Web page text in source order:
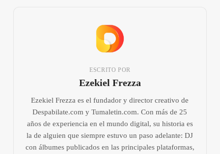
ESCRITO POR
Ezekiel Frezza
Ezekiel Frezza es el fundador y director creativo de
Despabilate.com y Tumaletin.com. Con más de 25
años de experiencia en el mundo digital, su historia es
la de alguien que siempre estuvo un paso adelante: DJ
con álbumes publicados en las principales plataformas,